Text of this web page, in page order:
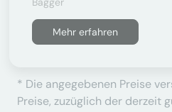
Mehr erfahren
* Die angegebenen Preise
Preise, zuzüglich der derzeit